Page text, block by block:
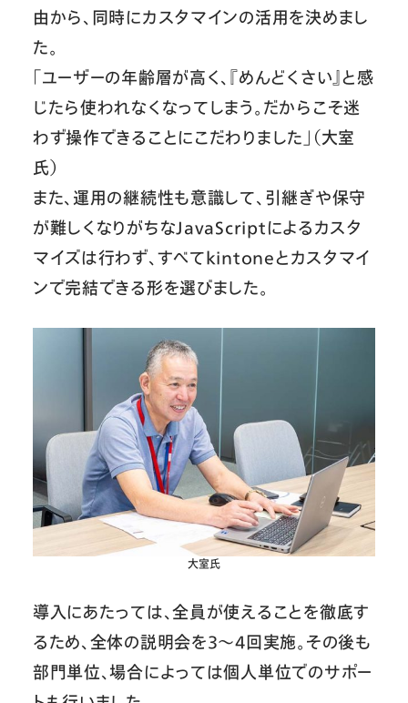
由から、同時にカスタマインの活用を決めまし
た。
「ユーザーの年齢層が高く、『めんどくさい』と感
じたら使われなくなってしまう。だからこそ迷
わず操作できることにこだわりました」（大室
氏）
また、運用の継続性も意識して、引継ぎや保守
が難しくなりがちなJavaScriptによるカスタ
マイズは行わず、すべてkintoneとカスタマイ
ンで完結できる形を選びました。
大室氏
導入にあたっては、全員が使えることを徹底す
るため、全体の説明会を3〜4回実施。その後も
部門単位、場合によっては個人単位でのサポー